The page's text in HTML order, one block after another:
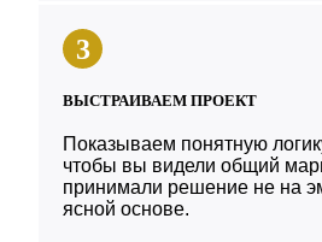
3
ВЫСТРАИВАЕМ ПРОЕКТ
Показываем понятную
чтобы вы видели общий
принимали решение не на
ясной основе.